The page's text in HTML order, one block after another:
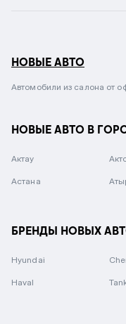
НОВЫЕ АВТО
Автомобили из салона от
НОВЫЕ АВТО В
Актау
Астана
БРЕНДЫ НОВЫХ
Hyundai
Haval